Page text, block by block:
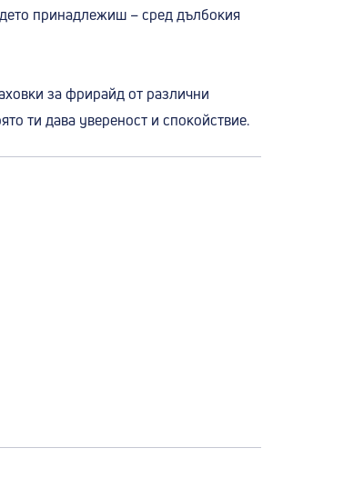
принадлежиш – сред дълбокия
за фрирайд от различни
ти дава увереност и спокойствие.